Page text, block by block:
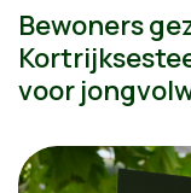
Bewoners
voor